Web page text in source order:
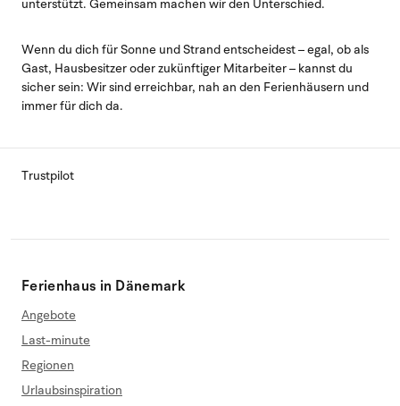
unterstützt. Gemeinsam machen wir den Unterschied.
Wenn du dich für Sonne und Strand entscheidest – egal, ob als
Gast, Hausbesitzer oder zukünftiger Mitarbeiter – kannst du
sicher sein: Wir sind erreichbar, nah an den Ferienhäusern und
immer für dich da.
Trustpilot
Ferienhaus in Dänemark
Angebote
Last-minute
Regionen
Urlaubsinspiration